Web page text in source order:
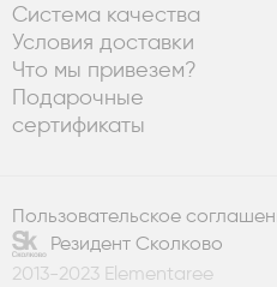
Система качества
Условия доставки
Что мы привезем?
Подарочные
сертификаты
Пользовательское
Резидент Сколково
2013-2023 Elementaree